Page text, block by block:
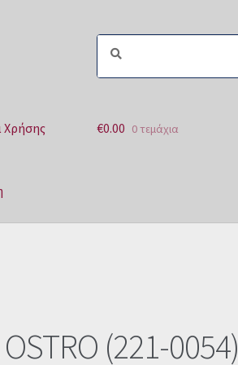
Χρήσης €0.00 0 τεμάχια
OSTRO (221-0054)